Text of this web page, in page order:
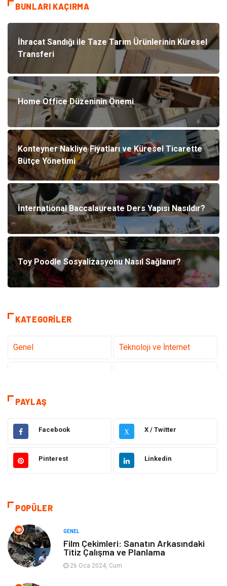
BUNLARI KAÇIRMA
İhracat Sandığı ile Taze Tarım Ürünlerinin Küresel
Transferi
Home Office Düzeninin Önemi
Konteyner Nakliye Fiyatları ve Küresel Ticarette
Bütçe Yönetimi
İnternational Baccalaureate Ders Yapısı Nasıldır?
Toy Poodle Sosyalizasyonu Nasıl Sağlanır?
KATEGORILER
Genel Teknoloji ve İnternet
Sağlık
Hukuk Dekorasyon
Elektrik & Elektronik Giyim
Eğitim ve Kariyer
Otomotiv
Makine Alışveriş
Keyif ve Hobi
PAYLAŞ
Facebook X X / Twitter
Pinterest Linkedin
POPÜLER
GENEL
Film Çekimleri: Sanatın Arkasındaki
Titiz Çalışma ve Planlama
26 Oca 2024, Cum